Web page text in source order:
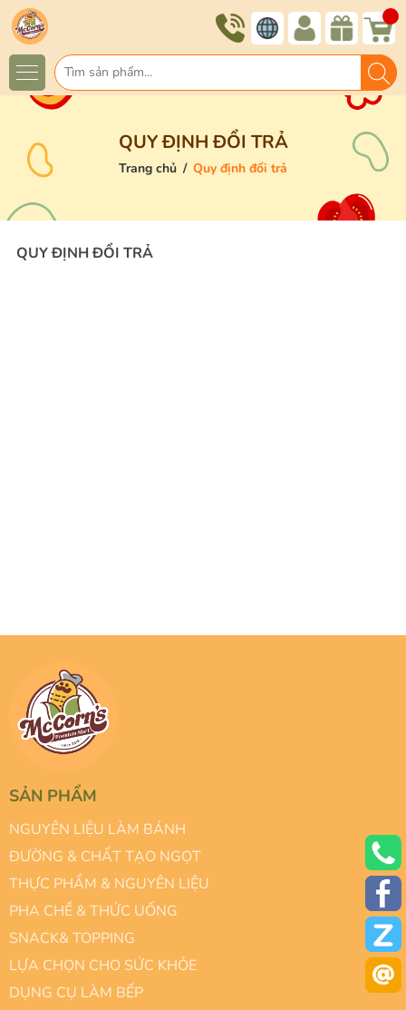
QUY ĐỊNH ĐỔI TRẢ
Trang chủ / Quy định đổi trả
QUY ĐỊNH ĐỔI TRẢ
SẢN PHẨM
NGUYÊN LIỆU LÀM BÁNH
ĐƯỜNG & CHẤT TẠO NGỌT
THỰC PHẨM & NGUYÊN LIỆU
PHA CHẾ & THỨC UỐNG
SNACK& TOPPING
LỰA CHỌN CHO SỨC KHỎE
DỤNG CỤ LÀM BẾP